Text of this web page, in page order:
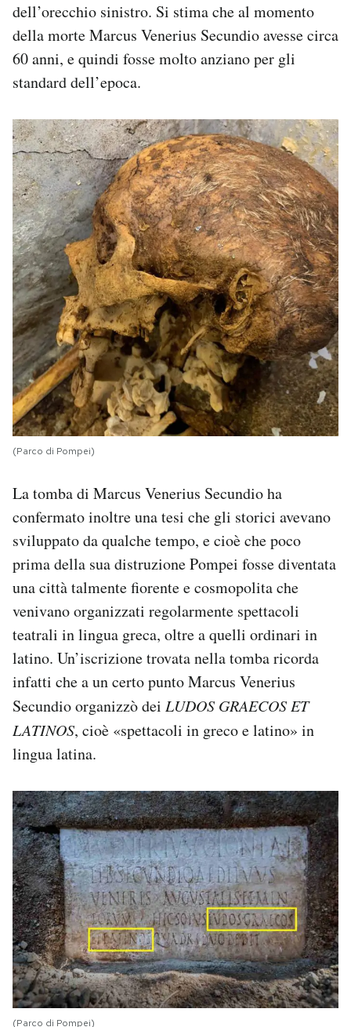
dell’orecchio sinistro. Si stima che al momento
della morte Marcus Venerius Secundio avesse circa
60 anni, e quindi fosse molto anziano per gli
standard dell’epoca.
(Parco di Pompei)
La tomba di Marcus Venerius Secundio ha
confermato inoltre una tesi che gli storici avevano
sviluppato da qualche tempo, e cioè che poco
prima della sua distruzione Pompei fosse diventata
una città talmente fiorente e cosmopolita che
venivano organizzati regolarmente spettacoli
teatrali in lingua greca, oltre a quelli ordinari in
latino. Un’iscrizione trovata nella tomba ricorda
infatti che a un certo punto Marcus Venerius
Secundio organizzò dei LUDOS GRAECOS ET
LATINOS, cioè «spettacoli in greco e latino» in
lingua latina.
(Parco di Pompei)